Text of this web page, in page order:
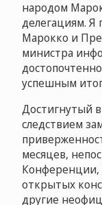
народом
делегациям. Я
Марокко и
министра
успешным
Достигнутый
следствием
месяцев,
Конференции,
открытых
другие